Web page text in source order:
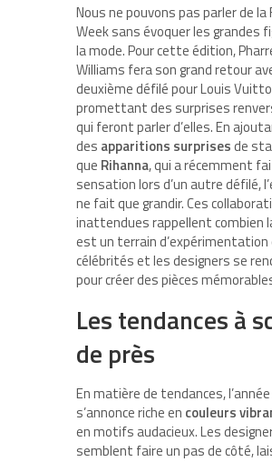
Nous ne pouvons pas parler de la
Week sans évoquer les grandes
la mode. Pour cette édition,
Williams fera son grand retour
deuxième défilé pour Louis
promettant des surprises
qui feront parler d’elles. En
des apparitions surprisesde
que Rihanna, qui a récemment
sensation lors d’un autre défilé,
ne fait que grandir. Ces
inattendues rappellent combien
est un terrain d’expérimentation
célébrités et les designers se
pour créer des pièces
Les tendances à
de près
En matière de tendances,
s’annonce riche en couleurs
en motifs audacieux. Les
semblent faire un pas de côté,